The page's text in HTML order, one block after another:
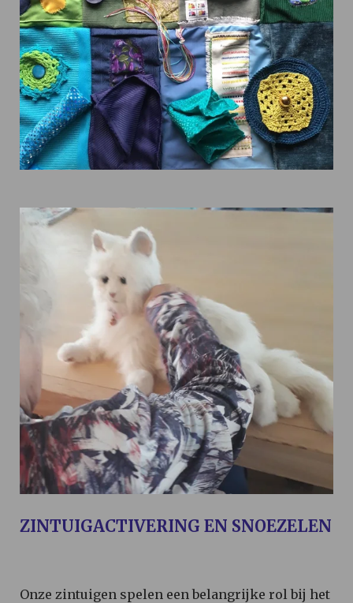
ZINTUIGACTIVERING EN SNOEZELEN
Onze zintuigen spelen een belangrijke rol bij het